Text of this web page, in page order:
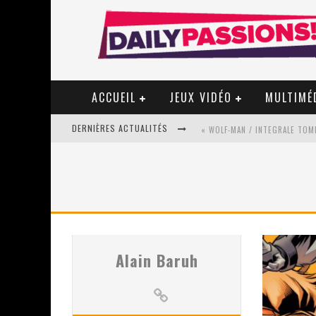
ACCUEIL JEUX VIDÉO
DERNIÈRES ACTUALITÉS « WOLF-MAN / INTEGRALE
« MON VILLAGE RÉVOLTÉ » -
PSYRIVER 2026 : LA MAGIE
« MOFUSAND / PARLER
Alain Baruh